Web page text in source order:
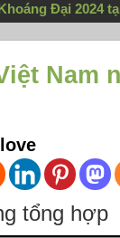
Đại 2024
Nam
tổng hợp